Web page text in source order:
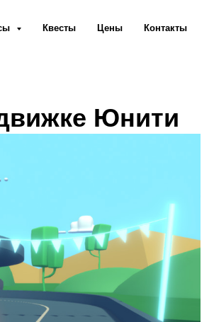
Квесты Цены Контакты
Юнити